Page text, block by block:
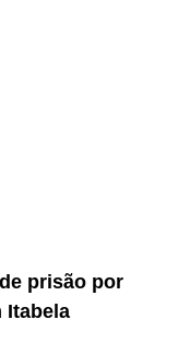
prisão por
Itabela